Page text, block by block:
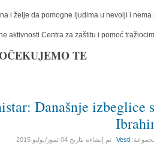
i želje da pomogne ljudima u nevolji i
aktivnosti Centra za zaštitu i pomoć
TE!
Današnje izbeglice
Vesti تم إنشاءه بتاريخ04 تموز/يوليو 2015